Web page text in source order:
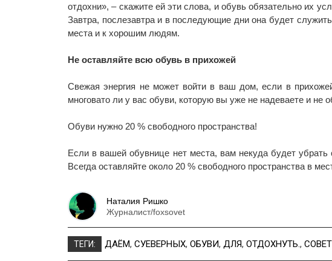
отдохни», – скажите ей эти слова, и обувь обязательно их
Завтра, послезавтра и в последующие дни она будет
места и к хорошим людям.
Не оставляйте всю обувь в прихожей
Свежая энергия не может войти в ваш дом, если в
многовато ли у вас обуви, которую вы уже не надеваете и не
Обуви нужно 20 % свободного пространства!
Если в вашей обувнице нет места, вам некуда будет
Всегда оставляйте около 20 % свободного пространства в
Наталия Ришко
Журналист/foxsovet
ТЕГИ: ДАЁМ, СУЕВЕРНЫХ, ОБУВИ, ДЛЯ, ОТДОХНУТЬ.,